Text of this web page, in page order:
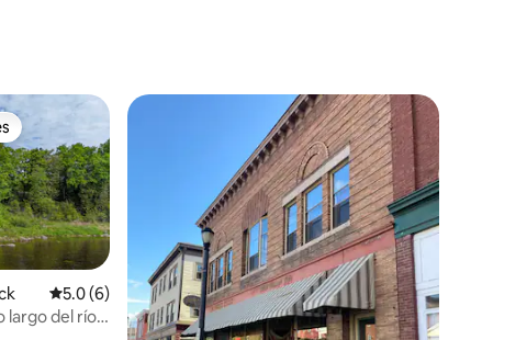
Calificación promedio: 5.0 de 5, 6 reseñas
5.0 (6)
largo del río